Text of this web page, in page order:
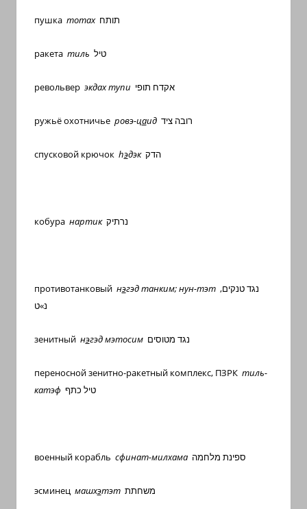
пушка тотах תותח
ракета тиль טיל
револьвер экдах тупи אקדח תופי
ружьё охотничье ровэ-цаид רובה ציד
спусковой крючок hэдэк הדק
кобура нартик נרתיק
противотанковый нэгэд танким; нун-тэт נגד טנקים,
נ»ט
зенитный нэгэд мэтосим נגד מטוסים
переносной зенитно-ракетный комплекс, ПЗРК тиль-
катэф טיל כתף
военный корабль сфинат-милхама ספינת מלחמה
эсминец машхэтэт משחתת